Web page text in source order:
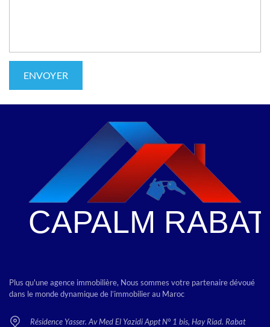
Plus qu'une agence immobilière, Nous sommes votre partenaire dévoué
dans le monde dynamique de l’immobilier au Maroc
Résidence Yasser. Av Med El Yazidi Appt N° 1 bis, Hay Riad. Rabat